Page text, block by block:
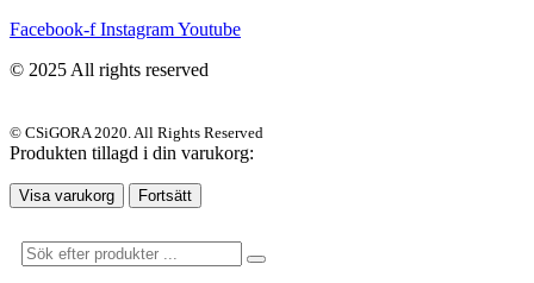
Facebook-f InstagramYoutube
© 2025 All rights reserved
© CSiGORA 2020. All Rights Reserved
Produkten tillagd i din varukorg:
Visa varukorg Fortsätt